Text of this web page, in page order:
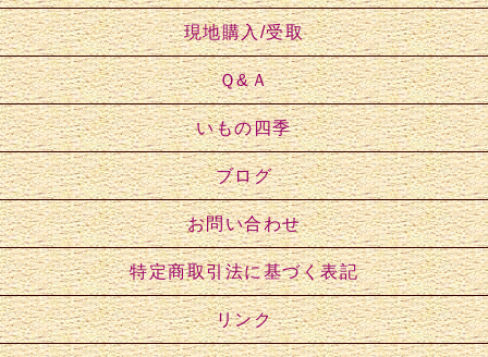
現地購入/受取
Ｑ&Ａ
いもの四季
ブログ
お問い合わせ
特定商取引法に基づく表記
リンク